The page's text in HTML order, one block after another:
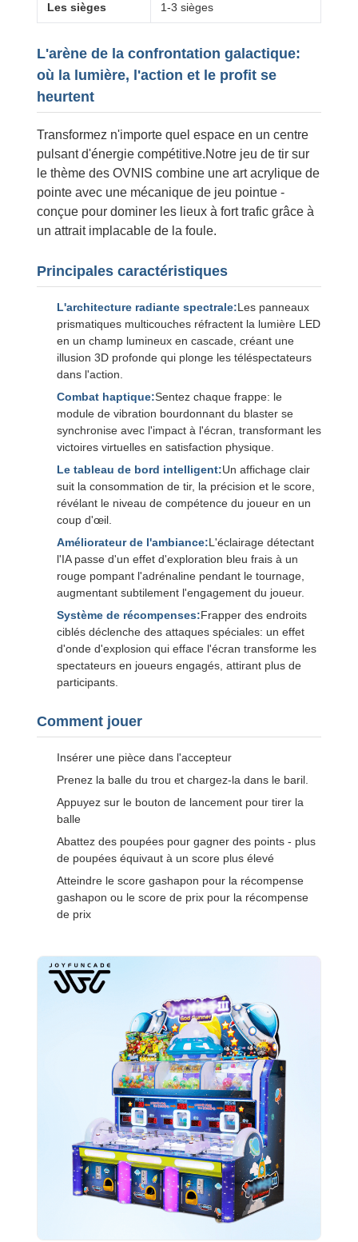
Les sièges 1-3 sièges
L'arène de la confrontation galactique:
où la lumière, l'action et le profit se
heurtent
Transformez n'importe quel espace en un centre
pulsant d'énergie compétitive.Notre jeu de tir sur
le thème des OVNIS combine une art acrylique de
pointe avec une mécanique de jeu pointue -
conçue pour dominer les lieux à fort trafic grâce à
un attrait implacable de la foule.
Principales caractéristiques
L'architecture radiante spectrale:Les panneaux
prismatiques multicouches réfractent la lumière LED
en un champ lumineux en cascade, créant une
illusion 3D profonde qui plonge les téléspectateurs
dans l'action.
Combat haptique:Sentez chaque frappe: le
module de vibration bourdonnant du blaster se
synchronise avec l'impact à l'écran, transformant les
victoires virtuelles en satisfaction physique.
Le tableau de bord intelligent:Un affichage clair
suit la consommation de tir, la précision et le score,
révélant le niveau de compétence du joueur en un
coup d'œil.
Améliorateur de l'ambiance:L'éclairage détectant
l'IA passe d'un effet d'exploration bleu frais à un
rouge pompant l'adrénaline pendant le tournage,
augmentant subtilement l'engagement du joueur.
Système de récompenses:Frapper des endroits
ciblés déclenche des attaques spéciales: un effet
d'onde d'explosion qui efface l'écran transforme les
spectateurs en joueurs engagés, attirant plus de
participants.
Comment jouer
Insérer une pièce dans l'accepteur
Prenez la balle du trou et chargez-la dans le baril.
Appuyez sur le bouton de lancement pour tirer la
balle
Abattez des poupées pour gagner des points - plus
de poupées équivaut à un score plus élevé
Atteindre le score gashapon pour la récompense
gashapon ou le score de prix pour la récompense
de prix